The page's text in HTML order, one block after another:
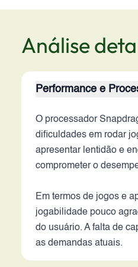
Análise
Performance e
O processador
dificuldades em rodar
apresentar lentidão e
comprometer o
Em termos de jogos e
jogabilidade pouco
do usuário. A falta de
as demandas atuais.